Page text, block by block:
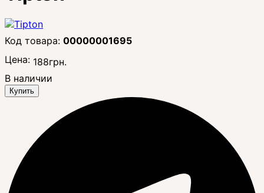
00000001695
Цена: 188грн.
В наличии
Купить